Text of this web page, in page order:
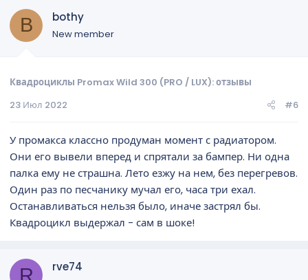
B bothy
New member
Квадроциклы Promax Wild 300 (PRO / LUX): отзывы
23 Июл 2022
#6
У промакса классно продуман момент с радиатором.
Они его вывели вперед и спрятали за бампер. Ни одна
палка ему не страшна. Лето езжу на нем, без перегревов.
Один раз по песчанику мучал его, часа три ехал.
Останавливаться нельзя было, иначе застрял бы.
Квадроцикл выдержал - сам в шоке!
R rve74